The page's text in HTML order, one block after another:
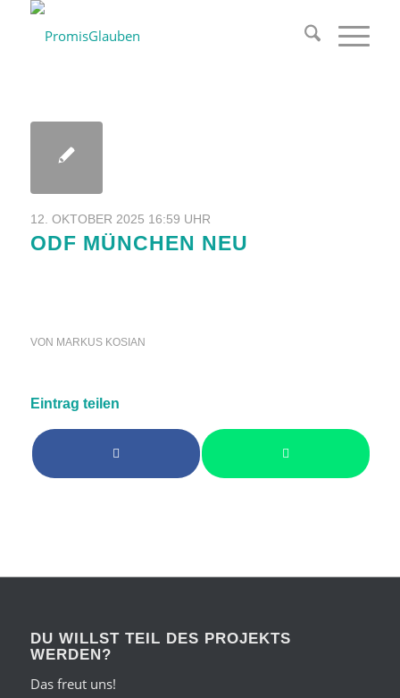
12. OKTOBER 2025 16:59 UHR
ODF MÜNCHEN NEU
VON MARKUS KOSIAN
Eintrag teilen
DU WILLST TEIL DES PROJEKTS
WERDEN?
Das freut uns!